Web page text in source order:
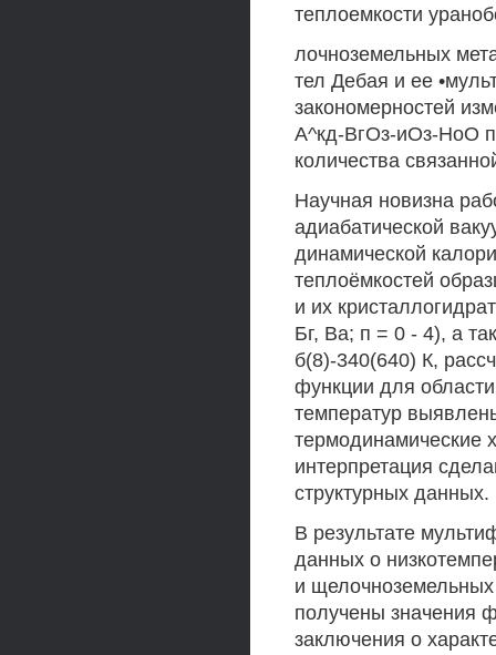
теплоемкости
лочноземельных
тел Дебая и ее
закономерностей
А^кд-ВгОз-иОз-НоО
количества
Научная новизна
адиабатической
динамической
теплоёмкостей
и их
Бг, Ва; п = 0 - 4), а
б(8)-340(640) К,
функции для
температур
термодинамические
интерпретация
структурных данных.
В результате
данных о
и
получены значения
заключения о